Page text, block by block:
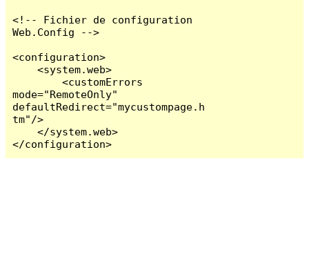
<!-- Fichier de configuration
Web.Config -->
<configuration>
    <system.web>
        <customErrors
mode="RemoteOnly"
defaultRedirect="mycustompage.h
tm"/>
    </system.web>
</configuration>